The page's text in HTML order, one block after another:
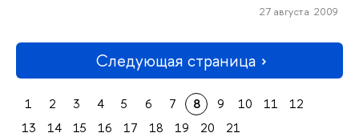
27 августа 2009
Следующая страница
1 2 3 4 5 6 7 8 9 10 11
12
13
14 15 16 17 18 19 20 21